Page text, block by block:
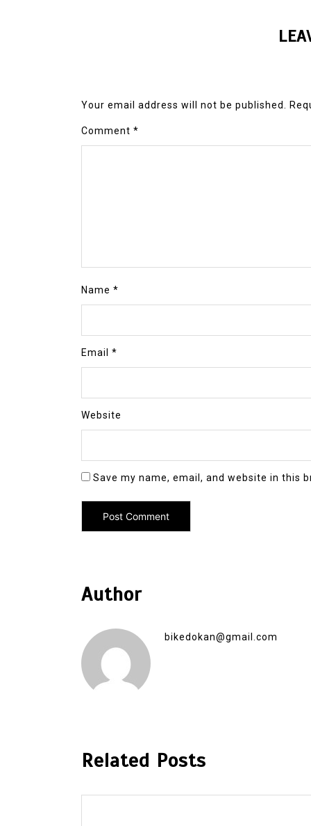
Your email address will not be published.
Comment *
Name *
Email *
Website
Save my name, email, and website in this
Author
bikedokan@gmail.com
Related Posts